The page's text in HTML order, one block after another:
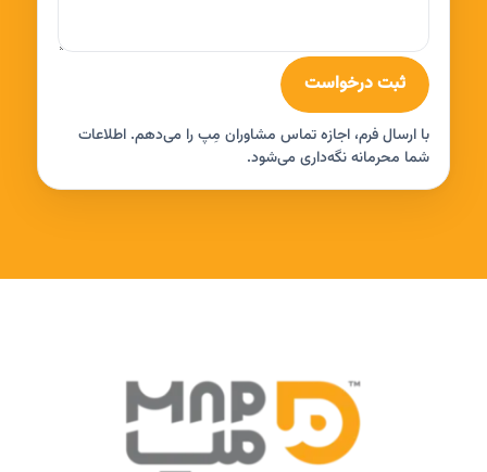
ثبت درخواست
با ارسال فرم، اجازه تماس مشاوران مِپ را می‌دهم. اطلاعات
شما محرمانه نگه‌داری می‌شود.